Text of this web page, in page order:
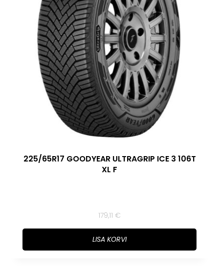
225/65R17 GOODYEAR ULTRAGRIP ICE 3 106T
XL F
179,11 €
LISA KORVI